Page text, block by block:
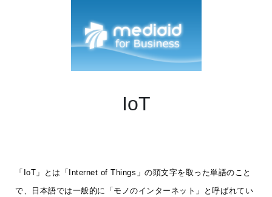
IoT
「IoT」とは「Internet of Things」の頭文字を取った単語のこと
で、日本語では一般的に「モノのインターネット」と呼ばれてい